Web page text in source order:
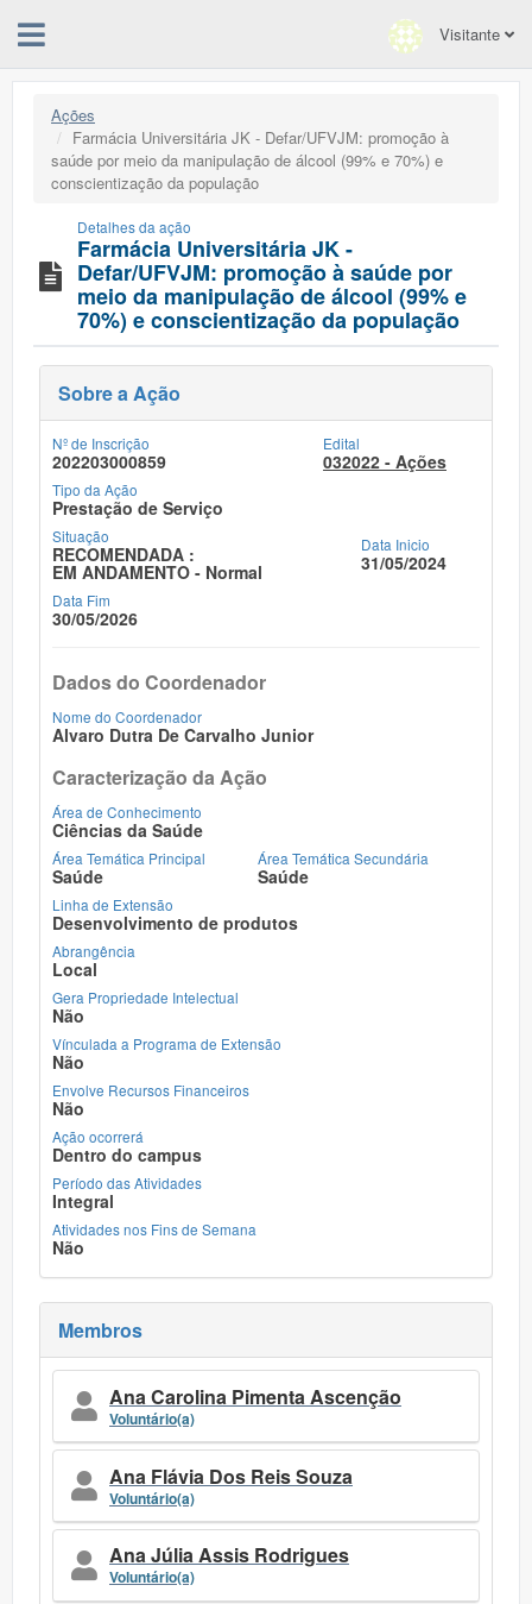
Visitante
Ações
Farmácia Universitária JK - Defar/UFVJM: promoção à
saúde por meio da manipulação de álcool (99% e 70%) e
conscientização da população
Detalhes da ação
Farmácia Universitária JK -
Defar/UFVJM: promoção à saúde por
meio da manipulação de álcool (99% e
70%) e conscientização da população
Sobre a Ação
Nº de Inscrição
202203000859
Edital
032022 - Ações
Tipo da Ação
Prestação de Serviço
Situação
RECOMENDADA :
EM ANDAMENTO - Normal
Data Inicio
31/05/2024
Data Fim
30/05/2026
Dados do Coordenador
Nome do Coordenador
Alvaro Dutra De Carvalho Junior
Caracterização da Ação
Área de Conhecimento
Ciências da Saúde
Área Temática Principal
Saúde
Área Temática Secundária
Saúde
Linha de Extensão
Desenvolvimento de produtos
Abrangência
Local
Gera Propriedade Intelectual
Não
Vínculada a Programa de Extensão
Não
Envolve Recursos Financeiros
Não
Ação ocorrerá
Dentro do campus
Período das Atividades
Integral
Atividades nos Fins de Semana
Não
Membros
Ana Carolina Pimenta Ascenção
Voluntário(a)
Ana Flávia Dos Reis Souza
Voluntário(a)
Ana Júlia Assis Rodrigues
Voluntário(a)